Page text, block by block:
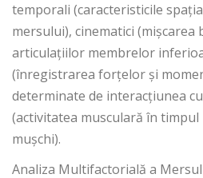
temporali (caracteristicile
mersului), cinematici (mișcarea
articulațiilor membrelor
(înregistrarea forțelor și
determinate de interacțiunea
(activitatea musculară în
mușchi).
Analiza Multifactorială a